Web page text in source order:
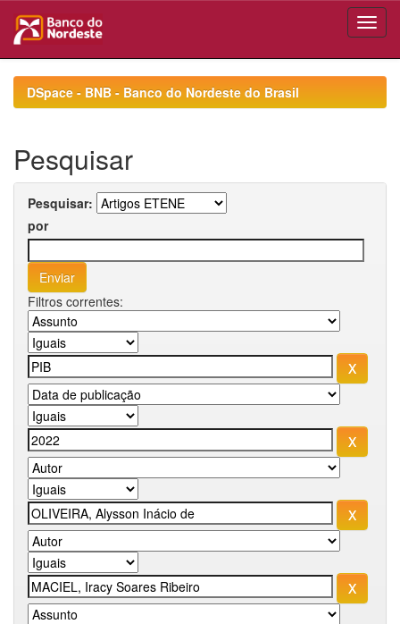
navigationDSpace - BNB - Banco do Nordeste do Brasil
Pesquisar
Pesquisar:
por
Filtros correntes: